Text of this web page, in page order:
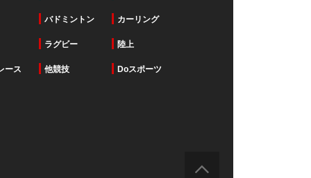
バドミントン カーリング
ラグビー 陸上
ース 他競技 Doスポーツ